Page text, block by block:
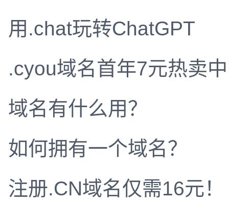
用.chat玩转ChatGPT
.cyou域名首年7元热卖
域名有什么用？
如何拥有一个域名？
注册.CN域名仅需16元！